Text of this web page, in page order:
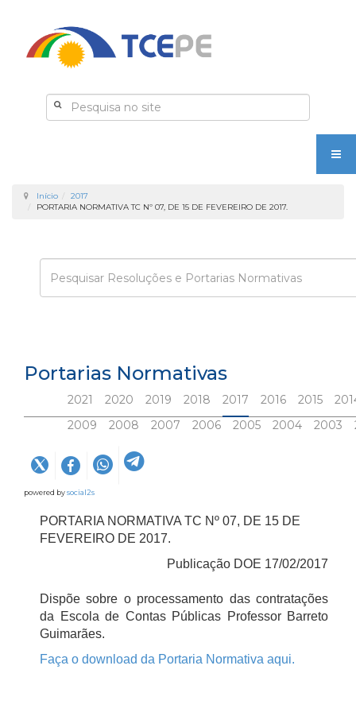
Início
2017
PORTARIA NORMATIVA TC Nº 07, DE 15 DE FEVEREIRO DE 2017.
Portarias Normativas
2021 2020 2019 2018 2017 2016 2015
2009
2008 2007 2006 2005 2004 2003
powered bysocial2s
PORTARIA NORMATIVA TC Nº 07, DE 15 DE
FEVEREIRO DE 2017.
Publicação DOE 17/02/2017
Dispõe sobre o processamento das contratações
da Escola de Contas Públicas Professor Barreto
Guimarães.
Faça o download da Portaria Normativa aqui.